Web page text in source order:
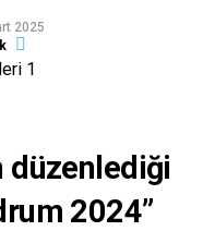
2025
düzenlediği
2024”